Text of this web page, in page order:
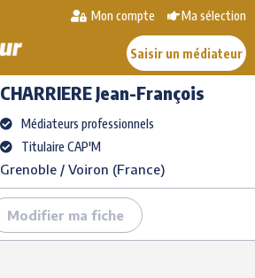
Mon compte Ma sélection
Saisir un médiateur
CHARRIEREJean-François
Médiateurs professionnels
Titulaire CAP'M
Grenoble / Voiron (France)
Modifier ma fiche